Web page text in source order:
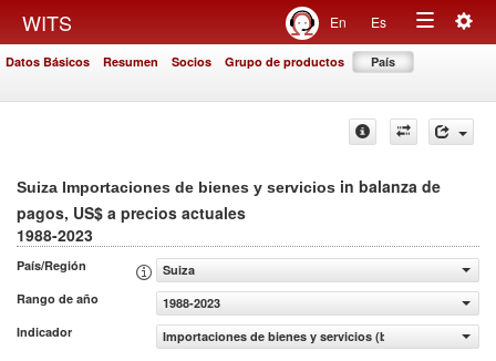
WITS En Es
Toggle
Datos Básicos Resumen Socios Grupo de productos País
Suiza Importaciones de bienes y servicios in balanza de
pagos, US$ a precios actuales
1988-2023
País/Región
Suiza
Rango de año
1988-2023
Indicador
Importaciones de bienes y servicios (balanza de pagos,